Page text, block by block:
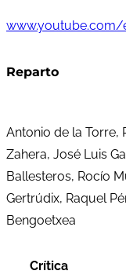
Reparto
Antonio de la Torre,
Zahera, José Luis
Ballesteros, Rocío
Gertrúdix, Raquel
Bengoetxea
Crítica